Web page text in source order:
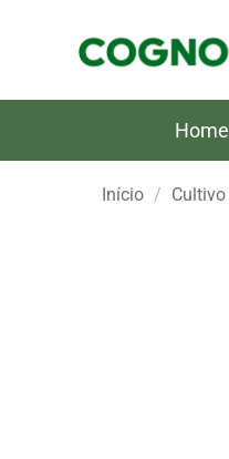
Home
Início / Cultivo